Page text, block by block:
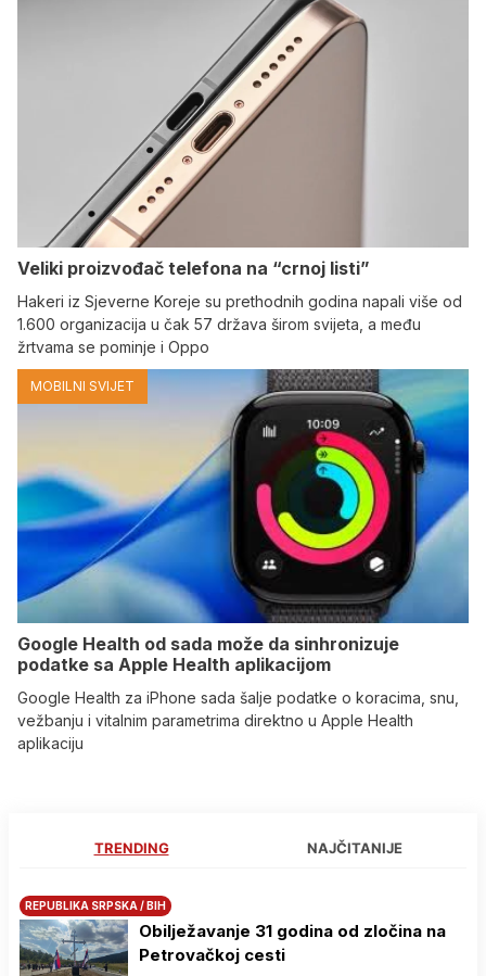
Veliki proizvođač telefona na “crnoj listi”
Hakeri iz Sjeverne Koreje su prethodnih godina napali više od
1.600 organizacija u čak 57 država širom svijeta, a među
žrtvama se pominje i Oppo
MOBILNI SVIJET
Google Health od sada može da sinhronizuje
podatke sa Apple Health aplikacijom
Google Health za iPhone sada šalje podatke o koracima, snu,
vežbanju i vitalnim parametrima direktno u Apple Health
aplikaciju
TRENDING NAJČITANIJE
REPUBLIKA SRPSKA / BIH
Obilježavanje 31 godina od zločina na
Petrovačkoj cesti